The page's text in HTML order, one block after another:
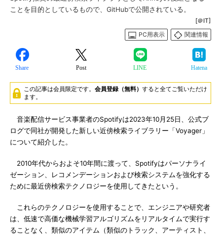
ことを目的としているもので、GitHubで公開されている。
[＠IT]
PC用表示
関連情報
Share Post LINE Hatena
この記事は会員限定です。 会員登録（無料） すると全てご覧いただけ
ます。
音楽配信サービス事業者のSpotifyは2023年10月25日、公式ブ
ログで同社が開発した新しい近傍検索ライブラリー「Voyager」
について紹介した。
2010年代からおよそ10年間に渡って、Spotifyはパーソナライ
ゼーション、レコメンデーションおよび検索システムを強化する
ために最近傍検索テクノロジーを使用してきたという。
これらのテクノロジーを使用することで、エンジニアや研究者
は、低速で高価な機械学習アルゴリズムをリアルタイムで実行す
ることなく、類似のアイテム（類似のトラック、アーティスト、